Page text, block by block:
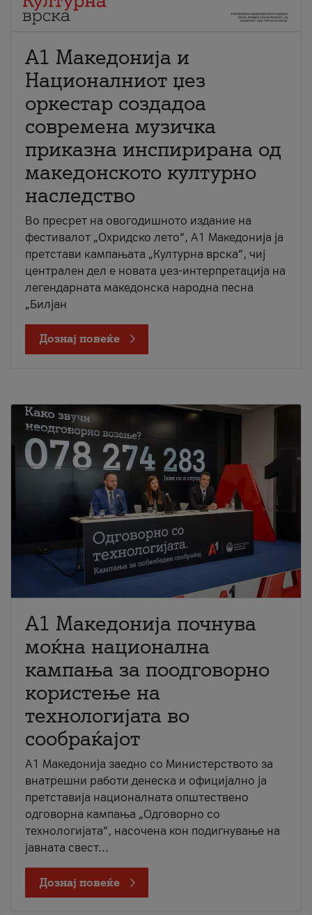
А1 Македонија и
Националниот џез
оркестар создадоа
современа музичка
приказна инспирирана од
македонското културно
наследство
Во пресрет на овогодишното издание на
фестивалот „Охридско лето“, А1 Македонија ја
претстави кампањата „Културна врска“, чиј
централен дел е новата џез-интерпретација на
легендарната македонска народна песна
„Билјан
Дознај повеќе
A1 Македонија почнува
моќна национална
кампања за поодговорно
користење на
технологијата во
сообраќајот
A1 Македонија заедно со Министерството за
внатрешни работи денеска и официјално ја
претставија националната општествено
одговорна кампања „Одговорно со
технологијата“, насочена кон подигнување на
јавната свест...
Дознај повеќе